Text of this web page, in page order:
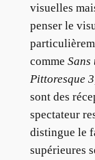
visuelles
penser le
comme Sans
Pittoresque
sont des
spectateur
distingue le
supérieures